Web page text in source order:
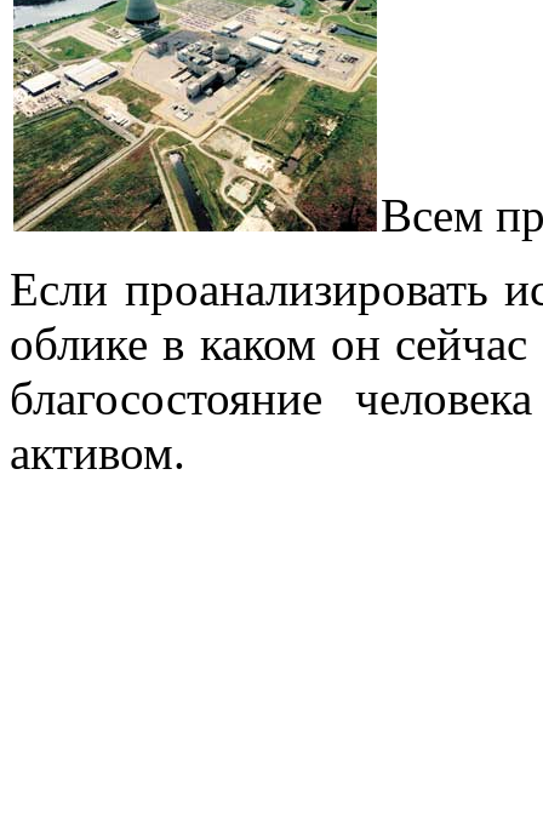
Всем
Если проанализировать
облике в каком он сейчас
благосостояние
активом.